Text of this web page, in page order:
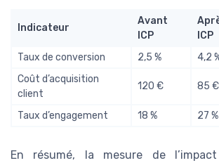
Indicateur
Avant
ICP
ICP
Taux de conversion 2,5 % 4,2
Coût d’acquisition
client
120 € 85 €
Taux d’engagement 18 % 27 %
En résumé, la mesure de